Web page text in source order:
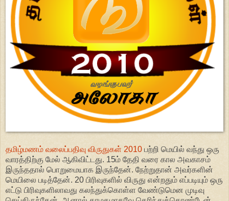
தமிழ்மணம் வலைப்பதிவு விருதுகள் 2010 பற்றி மெயில் வந்து ஒரு
வாரத்திற்கு மேல் ஆகிவிட்டது. 15ம் தேதி வரை கால அவகாசம்
இருந்ததால் பொறுமையாக இருந்தேன். நேற்றுதான் அவர்களின்
மெயிலை படித்தேன். 20 பிரிவுகளில் விருது என்றதும் எப்படியும் ஒரு
எட்டு பிரிவுகளிலாவது கலந்துக்கொள்ள வேண்டுமென முடிவு